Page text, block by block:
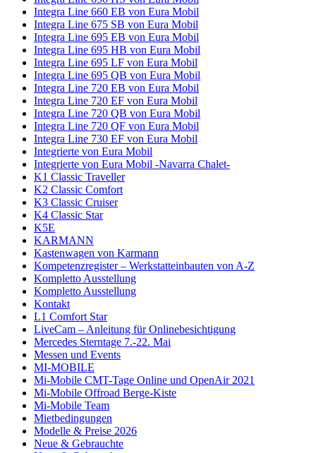
Integra Line 660 EB von Eura Mobil
Integra Line 675 SB von Eura Mobil
Integra Line 695 EB von Eura Mobil
Integra Line 695 HB von Eura Mobil
Integra Line 695 LF von Eura Mobil
Integra Line 695 QB von Eura Mobil
Integra Line 720 EB von Eura Mobil
Integra Line 720 EF von Eura Mobil
Integra Line 720 QB von Eura Mobil
Integra Line 720 QF von Eura Mobil
Integra Line 730 EF von Eura Mobil
Integrierte von Eura Mobil
Integrierte von Eura Mobil -Navarra Chalet-
K1 Classic Traveller
K2 Classic Comfort
K3 Classic Cruiser
K4 Classic Star
K5E
KARMANN
Kastenwagen von Karmann
Kompetenzregister – Werkstatteinbauten von A-Z
Kompletto Ausstellung
Kompletto Ausstellung
Kontakt
L1 Comfort Star
LiveCam – Anleitung für Onlinebesichtigung
Mercedes Sterntage 7.-22. Mai
Messen und Events
MI-MOBILE
Mi-Mobile CMT-Tage Online und OpenAir 2021
Mi-Mobile Offroad Berge-Kiste
Mi-Mobile Team
Mietbedingungen
Modelle & Preise 2026
Neue & Gebrauchte